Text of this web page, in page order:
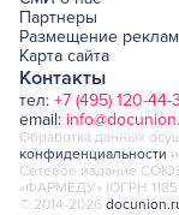
Партнеры
Размещение
Карта сайта
Контакты
тел: +7 (495) 120-44-
email:
Обработка данных
конфиденциальности и
Сетевое издание
«ФАРМЕДУ» (ОГРН
© 2014-2026